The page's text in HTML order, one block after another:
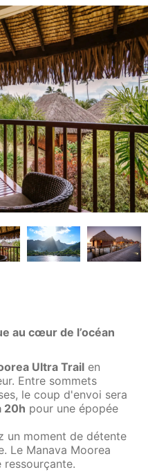
au cœur de l’océan
Ultra Trail en
Entre sommets
le coup d'envoi sera
20h pour une épopée
un moment de détente
Le Manava Moorea